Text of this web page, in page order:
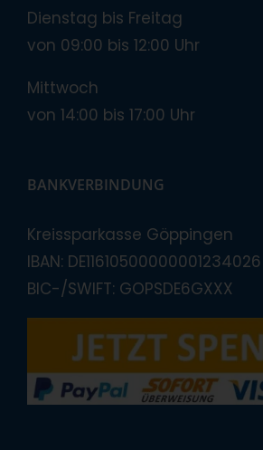
Dienstag bis Freitag
von 09:00 bis 12:00 Uhr
Mittwoch
von 14:00 bis 17:00 Uhr
BANKVERBINDUNG
Kreissparkasse Göppingen
IBAN: DE11610500000001234026
BIC-/SWIFT: GOPSDE6GXXX